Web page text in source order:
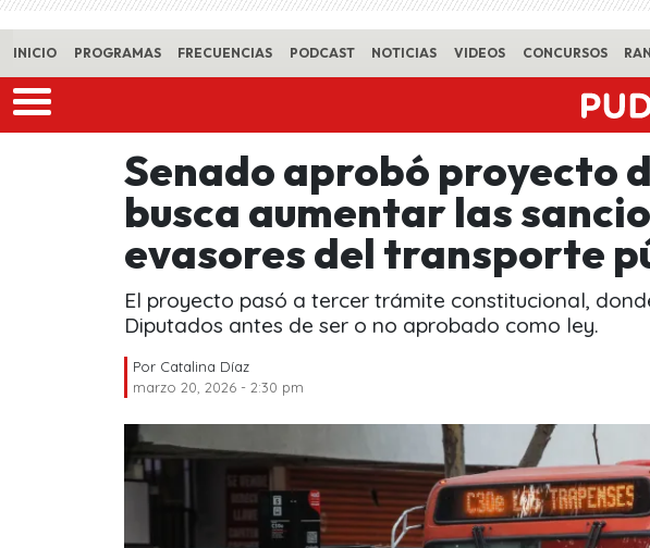
INICIO PROGRAMAS FRECUENCIAS PODCAST NOTICIAS VIDEOS CONCURSOS
Senado aprobó proyecto
busca aumentar las
evasores del transporte
El proyecto pasó a tercer trámite constitucional,
Diputados antes de ser o no aprobado como ley.
Por Catalina Díaz
marzo 20, 2026 - 2:30 pm